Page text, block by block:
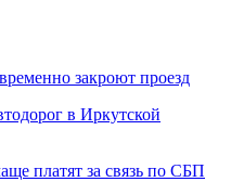
закроют проезд
в Иркутской
платят за связь по СБП